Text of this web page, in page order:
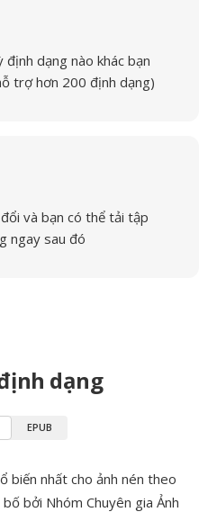
dạng nào khác bạn
trợ hơn 200 định dạng)
và bạn có thể tải tập
ngay sau đó
dạng
EPUB
biến nhất cho ảnh nén theo
bởi Nhóm Chuyên gia Ảnh